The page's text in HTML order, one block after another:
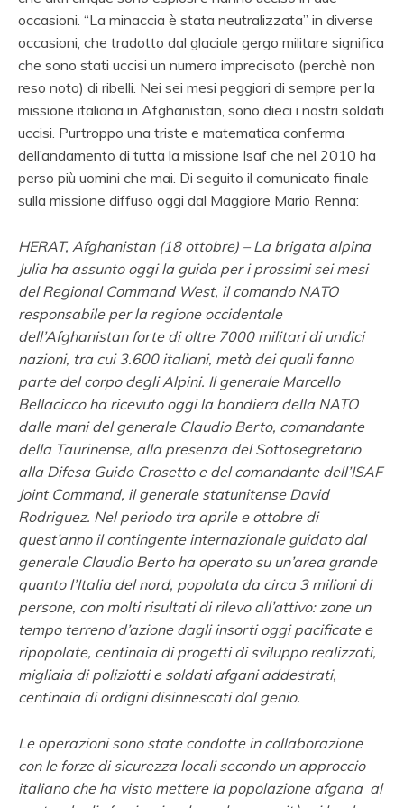
occasioni. “La minaccia è stata neutralizzata” in diverse
occasioni, che tradotto dal glaciale gergo militare significa
che sono stati uccisi un numero imprecisato (perchè non
reso noto) di ribelli. Nei sei mesi peggiori di sempre per la
missione italiana in Afghanistan, sono dieci i nostri soldati
uccisi. Purtroppo una triste e matematica conferma
dell’andamento di tutta la missione Isaf che nel 2010 ha
perso più uomini che mai. Di seguito il comunicato finale
sulla missione diffuso oggi dal Maggiore Mario Renna:
HERAT, Afghanistan (18 ottobre) – La brigata alpina
Julia ha assunto oggi la guida per i prossimi sei mesi
del Regional Command West, il comando NATO
responsabile per la regione occidentale
dell’Afghanistan forte di oltre 7000 militari di undici
nazioni, tra cui 3.600 italiani, metà dei quali fanno
parte del corpo degli Alpini. Il generale Marcello
Bellacicco ha ricevuto oggi la bandiera della NATO
dalle mani del generale Claudio Berto, comandante
della Taurinense, alla presenza del Sottosegretario
alla Difesa Guido Crosetto e del comandante dell’ISAF
Joint Command, il generale statunitense David
Rodriguez. Nel periodo tra aprile e ottobre di
quest’anno il contingente internazionale guidato dal
generale Claudio Berto ha operato su un’area grande
quanto l’Italia del nord, popolata da circa 3 milioni di
persone, con molti risultati di rilevo all’attivo: zone un
tempo terreno d’azione dagli insorti oggi pacificate e
ripopolate, centinaia di progetti di sviluppo realizzati,
migliaia di poliziotti e soldati afgani addestrati,
centinaia di ordigni disinnescati dal genio.
Le operazioni sono state condotte in collaborazione
con le forze di sicurezza locali secondo un approccio
italiano che ha visto mettere la popolazione afgana al